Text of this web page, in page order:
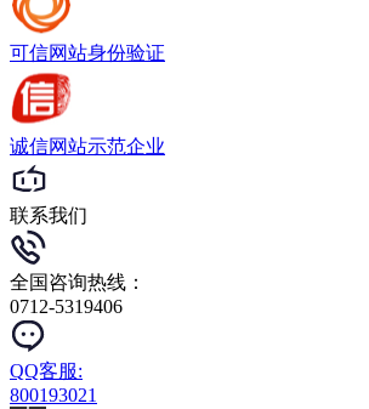
可信网站身份验证
诚信网站示范企业
联系我们
全国咨询热线：
0712-5319406
QQ客服:
800193021